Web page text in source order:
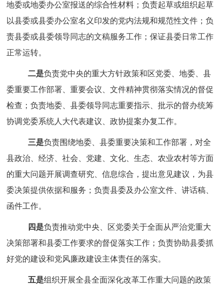
地委或地委办公室报送的综合性材料 ；负责起草或组织起草
以县委或县委办公室名义 印发的党内法规和规范性文件；负
责县委或县委领导同志的文稿服务工作；保证县委日常工作
正常运转。
二是负责党中央的重大方针政策和区党委、地委、县
委重要工作部署、重要会议、文件精神贯彻落实情况的督促
检查；负责地委、县委领导同志重要指示、批示的督办统筹
协调党委系统人大代表建议、政协提案办复工作。
三是负责围绕地委、县委重要决策和工作部署， 对全
县政治、经济、社会、党建、文化、生态、农业农村等方面
的重大问题开展调查研究、信息综合，提出意见建议， 为县
委决策提供依据和服务；负责县委及办公室文件、讲话稿、
函件工作。
四是负责推动党中央、区党委关于全面从严治党重大
决策部署和县委工作要求的督促落实工作；负责协助县委抓
好党的建设和党风廉政建设主体责任的落实。
五是组织开展全县全面深化改革工作重大问题的政策